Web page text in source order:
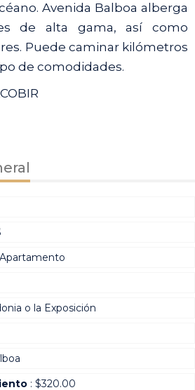
Avenida Balboa alberga
de alta gama, así como
Puede caminar kilómetros
de comodidades.
o la Exposición
: $320.00